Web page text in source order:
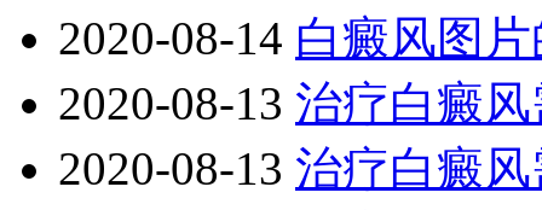
2020-08-14 白癜风图
2020-08-13 治疗白癜
2020-08-13 治疗白癜